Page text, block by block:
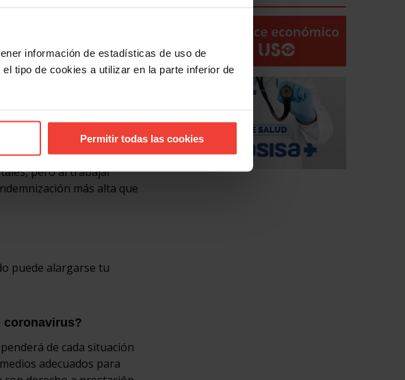
información de estadísticas de uso de
tipo de cookies a utilizar en la parte inferior de
Permitir todas las cookies
régimen interno?
de hogar, que
pero al trabajar
más alta que
puede alargarse tu
coronavirus?
de cada situación
adecuados para